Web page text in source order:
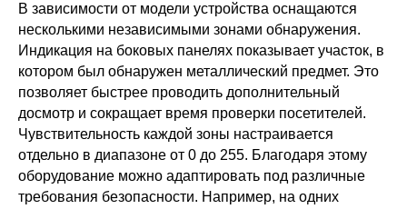
В зависимости от модели устройства оснащаются
несколькими независимыми зонами обнаружения.
Индикация на боковых панелях показывает участок, в
котором был обнаружен металлический предмет. Это
позволяет быстрее проводить дополнительный
досмотр и сокращает время проверки посетителей.
Чувствительность каждой зоны настраивается
отдельно в диапазоне от 0 до 255. Благодаря этому
оборудование можно адаптировать под различные
требования безопасности. Например, на одних